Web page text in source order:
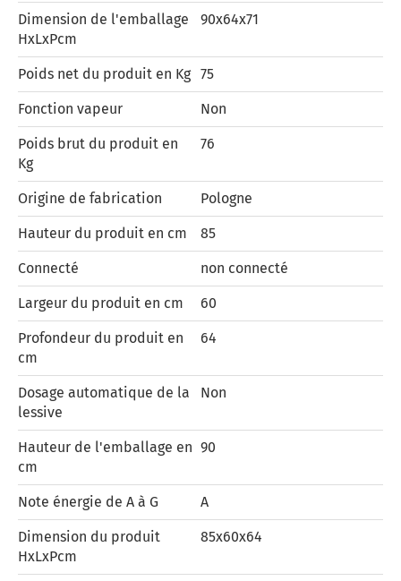
Dimension de l'emballage
HxLxPcm
90x64x71
Poids net du produit en Kg 75
Fonction vapeur Non
Poids brut du produit en
Kg
76
Origine de fabrication Pologne
Hauteur du produit en cm 85
Connecté non connecté
Largeur du produit en cm 60
Profondeur du produit en
cm
64
Dosage automatique de la
lessive
Non
Hauteur de l'emballage en
cm
90
Note énergie de A à G A
Dimension du produit
HxLxPcm
85x60x64